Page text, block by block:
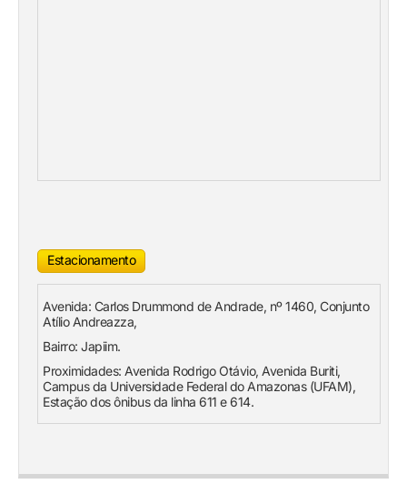
Estacionamento
Avenida: Carlos Drummond de Andrade, nº 1460, Conjunto
Atílio Andreazza,
Bairro: Japiim.
Proximidades: Avenida Rodrigo Otávio, Avenida Buriti,
Campus da Universidade Federal do Amazonas (UFAM),
Estação dos ônibus da linha 611 e 614.